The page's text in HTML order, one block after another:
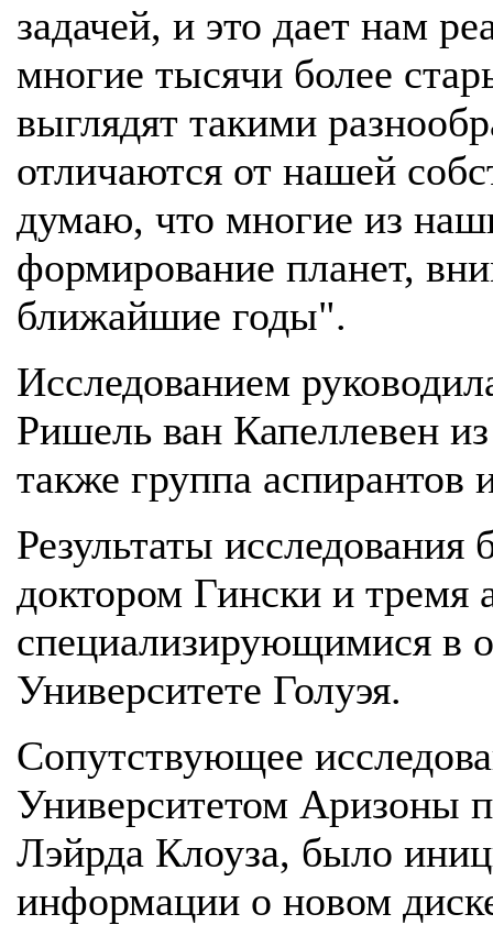
задачей, и это дает нам
многие тысячи более
выглядят такими
отличаются от нашей
думаю, что многие из
формирование планет,
ближайшие годы".
Исследованием
Ришель ван Капеллевен
также группа аспирантов
Результаты
доктором Гински и тремя
специализирующимися в
Университете Голуэя.
Сопутствующее
Университетом Аризоны
Лэйрда Клоуза, было
информации о новом